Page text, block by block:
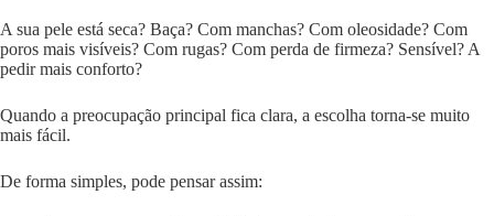
A sua pele está seca? Baça? Com manchas? Com oleosidade? Com
poros mais visíveis? Com rugas? Com perda de firmeza? Sensível? A
pedir mais conforto?
Quando a preocupação principal fica clara, a escolha torna-se muito
mais fácil.
De forma simples, pode pensar assim: